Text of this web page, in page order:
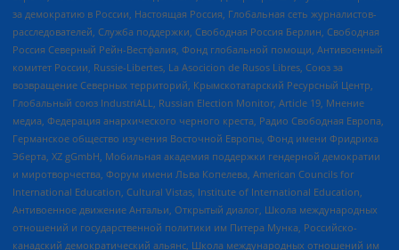
за демократию в России, Настоящая Россия, Глобальная сеть журналистов-
расследователей, Служба поддержки, Свободная Россия Берлин, Свободная
Россия Северный Рейн-Вестфалия, Фонд глобальной помощи, Антивоенный
комитет России, Russie-Libertes, La Asocicion de Rusos Libres, Союз за
возвращение Северных территорий, Крымскотатарский Ресурсный Центр,
Глобальный союз IndustriALL, Russian Election Monitor, Article 19, Мнение
медиа, Федерация анархического черного креста, Радио Свободная Европа,
Германское общество изучения Восточной Европы, Фонд имени Фридриха
Эберта, XZ gGmbH, Мобильная академия поддержки гендерной демократии
и миротворчества, Форум имени Льва Копелева, American Councils for
International Education, Cultural Vistas, Institute of International Education,
Антивоенное движение Антальи, Открытый диалог, Школа международных
отношений и государственной политики им Питера Мунка, Российско-
канадский демократический альянс, Школа международных отношений им